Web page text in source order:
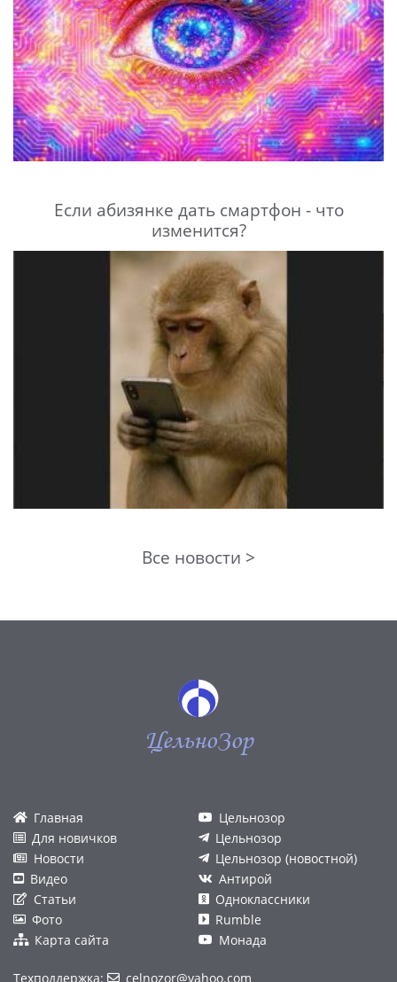
Если абизянке дать смартфон - что
изменится?
Все новости >
ЦельноЗор
Главная
Для новичков
Новости
Видео
Статьи
Фото
Карта сайта
Цельнозор
Цельнозор
Цельнозор (новостной)
Антирой
Одноклассники
Rumble
Монада
Техподдержка: celnozor@yahoo.com